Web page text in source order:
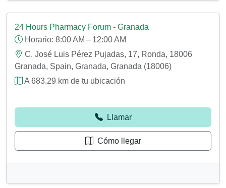
24 Hours Pharmacy Forum - Granada
Horario: 8:00 AM – 12:00 AM
C. José Luis Pérez Pujadas, 17, Ronda, 18006
Granada, Spain, Granada, Granada (18006)
A 683.29 km de tu ubicación
Llamar
Cómo llegar